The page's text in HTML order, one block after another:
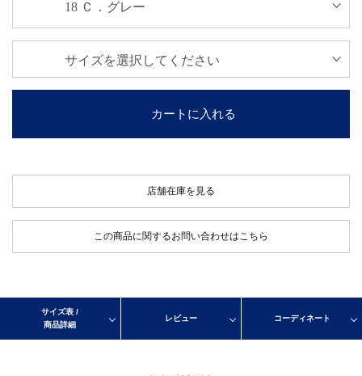
カートに入れる
店舗在庫を見る
この商品に関するお問い合わせはこちら
サイズ表 /
商品詳細
レビュー コーディネート